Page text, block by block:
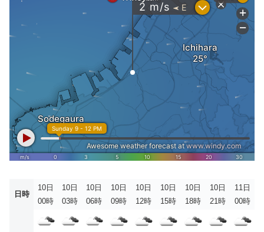
日時
10日
00時
10日
03時
10日
06時
10日
09時
10日
12時
10日
15時
10日
18時
10日
21時
11日
00時